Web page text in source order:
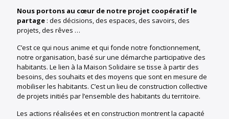
Nous portons au cœur de notre projet coopératif le
partage : des décisions, des espaces, des savoirs, des
projets, des rêves …
C’est ce qui nous anime et qui fonde notre fonctionnement,
notre organisation, basé sur une démarche participative des
habitants. Le lien à la Maison Solidaire se tisse à partir des
besoins, des souhaits et des moyens que sont en mesure de
mobiliser les habitants. C’est un lieu de construction collective
de projets initiés par l’ensemble des habitants du territoire.
Les actions réalisées et en construction montrent la capacité